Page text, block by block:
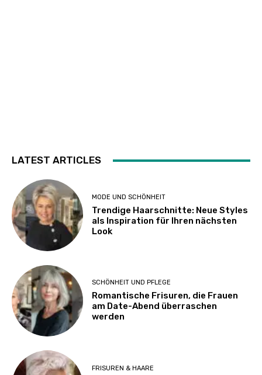
LATEST ARTICLES
MODE UND SCHÖNHEIT
Trendige Haarschnitte: Neue Styles
als Inspiration für Ihren nächsten
Look
SCHÖNHEIT UND PFLEGE
Romantische Frisuren, die Frauen
am Date-Abend überraschen
werden
FRISUREN & HAARE